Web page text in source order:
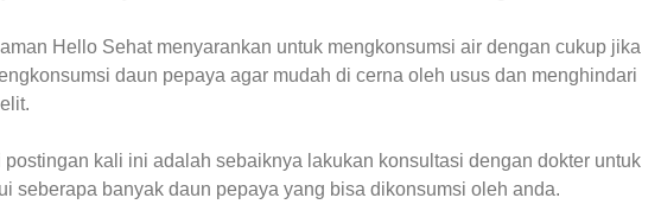
Hello Sehat menyarankan untuk mengkonsumsi air dengan cukup jika
daun pepaya agar mudah di cerna oleh usus dan menghindari
postingan kali ini adalah sebaiknya lakukan konsultasi dengan dokter untuk
seberapa banyak daun pepaya yang bisa dikonsumsi oleh anda.